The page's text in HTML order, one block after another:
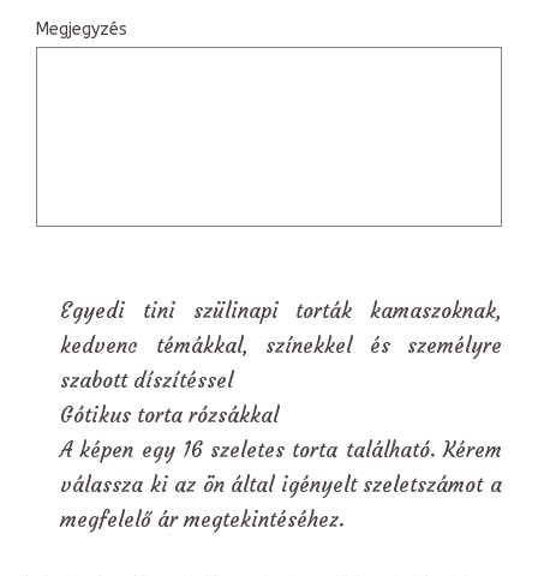
Megjegyzés
Egyedi tini szülinapi torták kamaszoknak,
kedvenc témákkal, színekkel és személyre
szabott díszítéssel
Gótikus torta rózsákkal
A képen egy 16 szeletes torta található. Kérem
válassza ki az ön által igényelt szeletszámot a
megfelelő ár megtekintéséhez.